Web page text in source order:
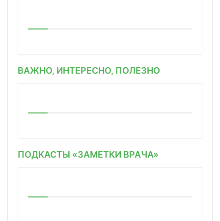
ВАЖНО, ИНТЕРЕСНО, ПОЛЕЗНО
ПОДКАСТЫ «ЗАМЕТКИ ВРАЧА»